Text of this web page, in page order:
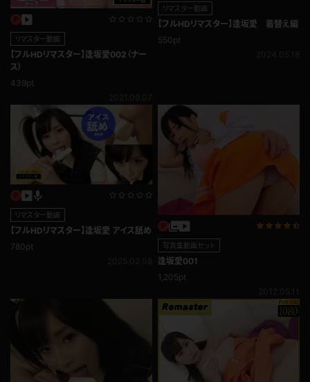
このレビューは参考になりましたか？
0
リマスター動画
【フルHDリマスター】逢坂愛002（ナー
ス）
439pt
リマスター動画
【フルHDリマスター】逢坂愛 着替え編
550pt
リマスター動画
【フルHDリマスター】逢坂愛 アイス舐め
780pt
写真集動画セット
逢坂愛001
1,205pt